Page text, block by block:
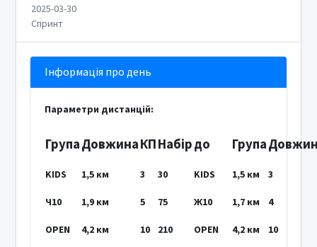
2025-03-30
Спринт
Інформація про день
Параметри дистанцій:
ГрупаДовжинаКПНабірдо Група
KIDS 1,5 км 3 30 KIDS 1,5 км 3
Ч10 1,9 км 5 75 Ж10 1,7 км 4
OPEN 4,2 км 10 210 OPEN 4,2 км 10